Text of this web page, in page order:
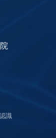
識